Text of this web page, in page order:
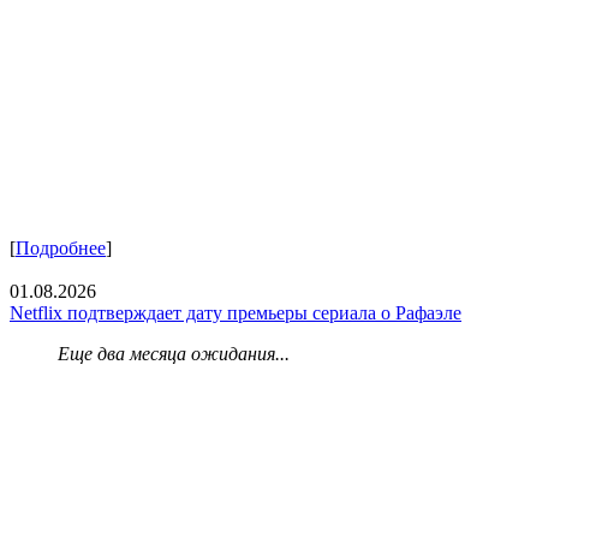
[Подробнее]
01.08.2026
Netflix подтверждает дату премьеры сериала о Рафаэле
Еще два месяца ожидания...